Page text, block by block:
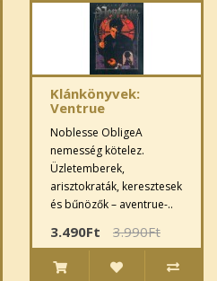
Klánkönyvek:
Ventrue
Noblesse ObligeA
nemesség kötelez.
Üzletemberek,
arisztokraták, keresztesek
és bűnözők – aventrue-..
3.490Ft 3.990Ft